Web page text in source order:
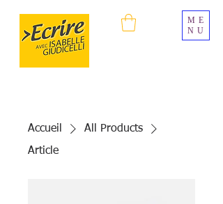
ME
NU
Accueil
All Products
Article